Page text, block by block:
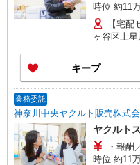
時位 約11
超えた高
合わせて最
稼げます
【宅
ヶ谷区上星
キープ
業務委託
神奈川中央ヤクルト販売株式
ヤクルト
・報酬
時位 約11